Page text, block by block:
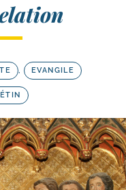
, EVANGILE